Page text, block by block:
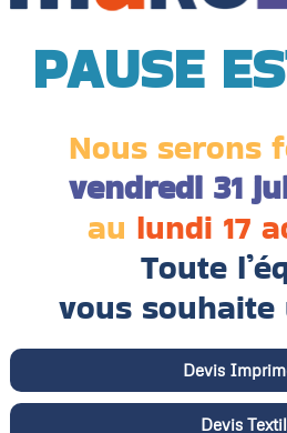
PAUSE
Nous serons
vendredi 31
au lundi 17
Toute
vous souhaite
Devis
Devis